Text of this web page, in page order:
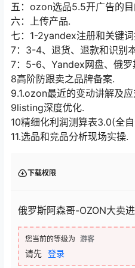
五：ozon选品5.5开广告的
六：上传产品.
七：1-2yandex注册和关键
7：3-4、退货、退款和识别
7：5-6、Yandex网盘、俄罗
8高阶防跟卖之品牌备案.
9.1.ozon最近的变动讲解及
9listing深度优化.
10精细化利润测算表3.0(全
11.选品和竞品分析现场实操.
下载权限
俄罗斯阿森哥-OZON大卖
您当前的等级为 游客
请先 登录